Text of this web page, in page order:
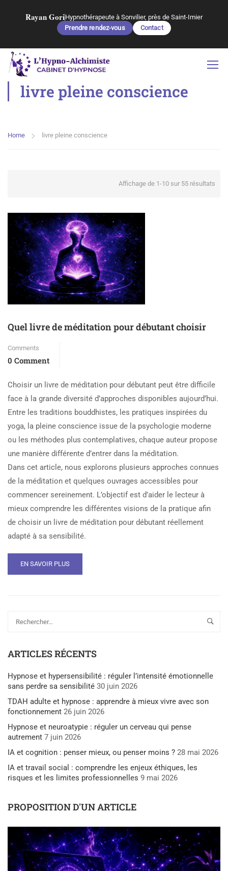
Rayan GoriHypnothérapeute à Sonvilier, près de Saint-Imier
Prendre rendez-vous
Contact
livre pleine conscience
Home livre pleine conscience
Affichage de 1-10 sur 55 résultats
Quel livre de méditation pour débutant choisir
Comments
0 Comment
Choisir un livre de méditation pour débutant peut être difficile
face à la grande diversité d’approches disponibles aujourd’hui.
Entre les traditions bouddhistes, les pratiques inspirées du
yoga, la pleine conscience issue de la psychologie moderne
ou les méthodes plus contemplatives, chaque auteur propose
une manière différente d’entrer dans la méditation.
Dans cet article, nous explorons plusieurs approches connues
de la méditation et quelques ouvrages accessibles pour
commencer sereinement. L’objectif est d’aider le lecteur à
mieux comprendre les différentes visions de la pratique afin
de choisir un livre de méditation pour débutant réellement
adapté à sa sensibilité.
EN SAVOIR PLUS
ARTICLES RÉCENTS
Hypnose et hypersensibilité : réguler l’intensité émotionnelle
sans perdre sa sensibilité 30 juin 2026
TDAH adulte et hypnose : apprendre à mieux vivre avec son
fonctionnement 26 juin 2026
Hypnose et neuroatypie : réguler un cerveau qui pense
autrement 7 juin 2026
IA et cognition : penser mieux, ou penser moins ? 28 mai 2026
IA et travail social : comprendre les enjeux éthiques, les
risques et les limites professionnelles 9 mai 2026
PROPOSITION D'UN ARTICLE